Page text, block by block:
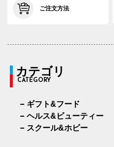
ご注文方法
カテゴリ
CATEGORY
ギフト&フード
ヘルス&ビューティー
スクール&ホビー